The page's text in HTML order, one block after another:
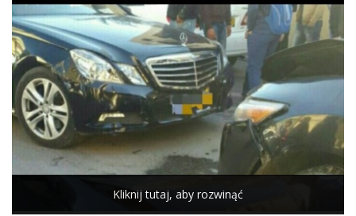
Kliknij tutaj, aby rozwinąć